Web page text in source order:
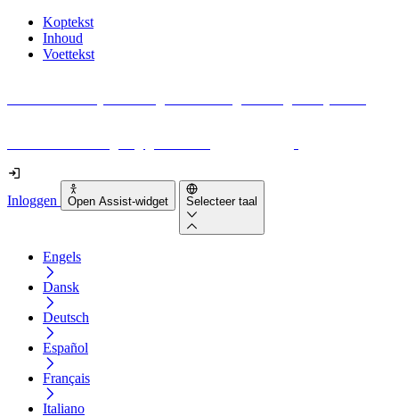
Koptekst
Inhoud
Voettekst
Inloggen Open Assist-widget Selecteer taal
Engels
Dansk
Deutsch
Español
Français
Italiano